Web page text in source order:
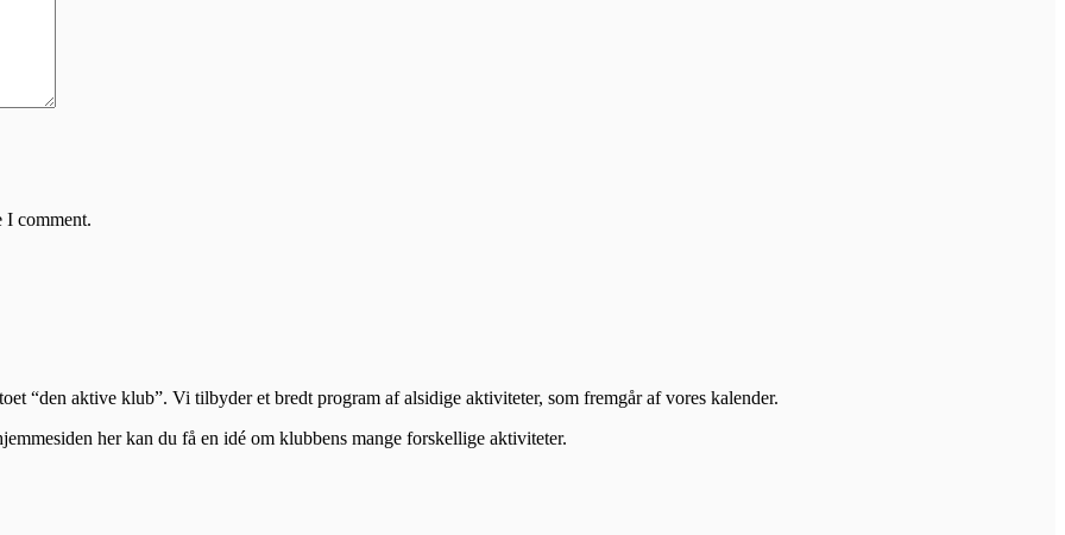
I comment.
“den aktive klub”. Vi tilbyder et bredt program af alsidige aktiviteter, som fremgår af vores kalender.
her kan du få en idé om klubbens mange forskellige aktiviteter.